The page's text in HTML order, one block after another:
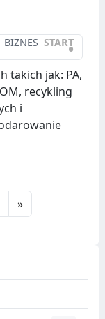
BIZNES START
•
takich jak: PA,
recykling
i
»